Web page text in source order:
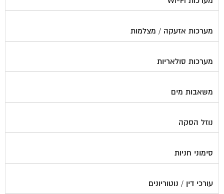
מערכות אזעקה / מצלמות
מערכות סולאריות
משאבות מים
נוזל הסקה
סימוני חניות
עורכי דין / נוטוריונים